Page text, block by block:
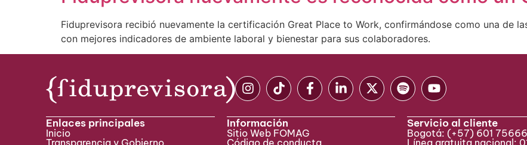
Fiduprevisora recibió nuevamente la certificación Great Place to Work, confirmándose como una de
con mejores indicadores de ambiente laboral y bienestar para sus colaboradores.
Enlaces principales
Inicio
Transparencia y Gobierno
Información
Sitio Web FOMAG
Código de conducta
Servicio al cliente
Bogotá: (+57) 601
Línea gratuita nacional: